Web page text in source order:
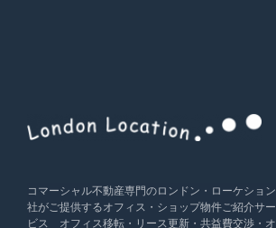
コマーシャル不動産専門のロンドン・ローケション
社がご提供するオフィス・ショップ物件ご紹介サー
ビス オフィス移転・リース更新・共益費交渉・オ